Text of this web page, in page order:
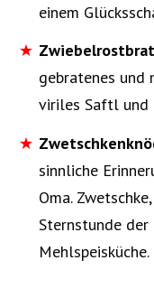
einem
gebratenes und
viriles Saftl und
sinnliche
Oma.
Sternstunde der
Mehlspeisküche.